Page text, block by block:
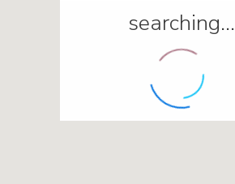
searching...